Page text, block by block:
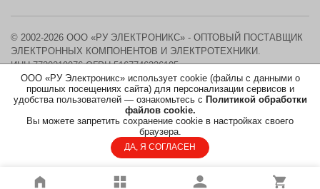
ООО «РУ Электроникс» использует cookie (файлы с данными о
прошлых посещениях сайта) для персонализации сервисов и
удобства пользователей — ознакомьтесь с Политикой обработки
файлов cookie.
Вы можете запретить сохранение cookie в настройках своего
браузера.
ДА, Я СОГЛАСЕН
© 2002-2026 ООО «РУ ЭЛЕКТРОНИКС» - ОПТОВЫЙ ПОСТАВЩИК
ЭЛЕКТРОННЫХ КОМПОНЕНТОВ И ЭЛЕКТРОТЕХНИКИ.
ИНН 7730219976 ОГРН 5167746326105
КАРТА САЙТА
ПОЛИТИКА ОБРАБОТКИ ПЕРСОНАЛЬНЫХ ДАННЫХ
СОГЛАСИЕ НА ОБРАБОТКУ ПЕРСОНАЛЬНЫХ ДАННЫХ